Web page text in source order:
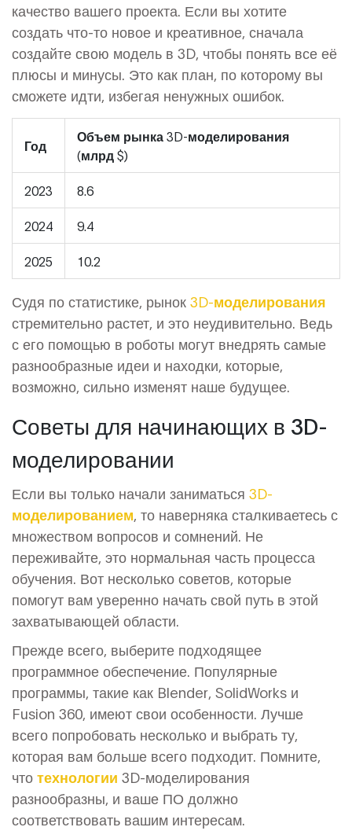
качество вашего проекта. Если вы хотите
создать что-то новое и креативное, сначала
создайте свою модель в 3D, чтобы понять все её
плюсы и минусы. Это как план, по которому вы
сможете идти, избегая ненужных ошибок.
Год
Объем рынка 3D-моделирования
(млрд $)
2023 8.6
2024 9.4
2025 10.2
Судя по статистике, рынок 3D-моделирования
стремительно растет, и это неудивительно. Ведь
с его помощью в роботы могут внедрять самые
разнообразные идеи и находки, которые,
возможно, сильно изменят наше будущее.
Советы для начинающих в 3D-
моделировании
Если вы только начали заниматься 3D-
моделированием, то наверняка сталкиваетесь с
множеством вопросов и сомнений. Не
переживайте, это нормальная часть процесса
обучения. Вот несколько советов, которые
помогут вам уверенно начать свой путь в этой
захватывающей области.
Прежде всего, выберите подходящее
программное обеспечение. Популярные
программы, такие как Blender, SolidWorks и
Fusion 360, имеют свои особенности. Лучше
всего попробовать несколько и выбрать ту,
которая вам больше всего подходит. Помните,
что технологии 3D-моделирования
разнообразны, и ваше ПО должно
соответствовать вашим интересам.